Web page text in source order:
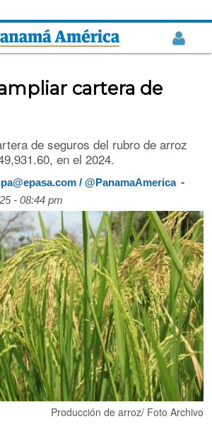
cartera de
de seguros del rubro de arroz
en el 2024.
/ @PanamaAmerica -
- 08:44 pm
Producción de arroz/ Foto Archivo